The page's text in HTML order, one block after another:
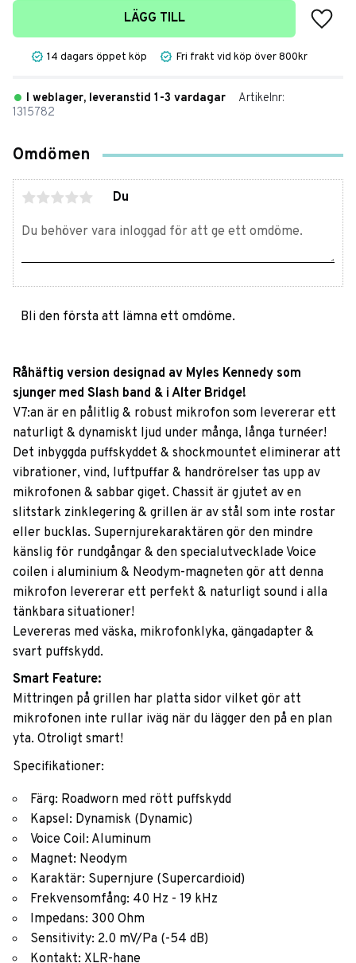
LÄGG TILL
Lägg
14 dagars öppet köp Fri frakt vid köp över 800kr
I weblager, leveranstid 1-3 vardagar
Artikelnr
1315782
Omdömen
Du
Bli den första att lämna ett omdöme.
Råhäftig version designad av Myles Kennedy som
sjunger med Slash band & i Alter Bridge!
V7:an är en pålitlig & robust mikrofon som levererar ett
naturligt & dynamiskt ljud under många, långa turnéer!
Det inbyggda puffskyddet & shockmountet eliminerar att
vibrationer, vind, luftpuffar & handrörelser tas upp av
mikrofonen & sabbar giget. Chassit är gjutet av en
slitstark zinklegering & grillen är av stål som inte rostar
eller bucklas. Supernjurekaraktären gör den mindre
känslig för rundgångar & den specialutvecklade Voice
coilen i aluminium & Neodym-magneten gör att denna
mikrofon levererar ett perfekt & naturligt sound i alla
tänkbara situationer!
Levereras med väska, mikrofonklyka, gängadapter &
svart puffskydd.
Smart Feature:
Mittringen på grillen har platta sidor vilket gör att
mikrofonen inte rullar iväg när du lägger den på en plan
yta. Otroligt smart!
Specifikationer:
Färg: Roadworn med rött puffskydd
Kapsel: Dynamisk (Dynamic)
Voice Coil: Aluminum
Magnet: Neodym
Karaktär: Supernjure (Supercardioid)
Frekvensomfång: 40 Hz - 19 kHz
Impedans: 300 Ohm
Sensitivity: 2.0 mV/Pa (-54 dB)
Kontakt: XLR-hane